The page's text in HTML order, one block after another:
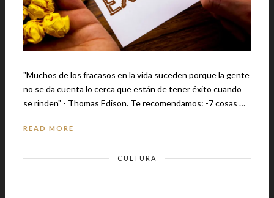
"Muchos de los fracasos en la vida suceden porque la gente
no se da cuenta lo cerca que están de tener éxito cuando
se rinden" - Thomas Edison. Te recomendamos: -7 cosas …
READ MORE
CULTURA